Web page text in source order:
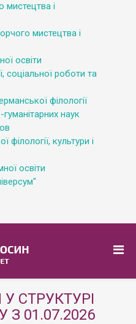
мистецтва і
мистецтва і
освіти
соціальної роботи та
філології
наук
філології, культури і
освіти
СТРУКТУРІ
З 01.07.2026